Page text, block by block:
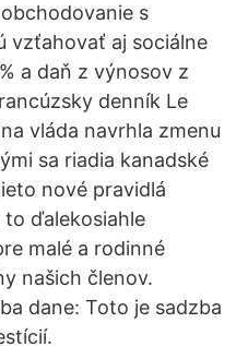
s
vzťahovať aj sociálne
a daň z výnosov z
denník Le
vláda navrhla zmenu
sa riadia kanadské
nové pravidlá
ďalekosiahle
malé a rodinné
našich členov.
dane: Toto je sadzba